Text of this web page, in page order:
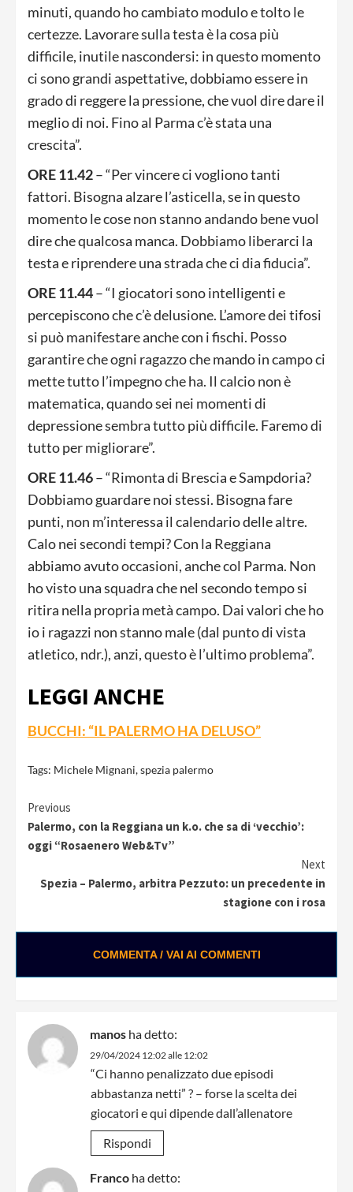
minuti, quando ho cambiato modulo e tolto le
certezze. Lavorare sulla testa è la cosa più
difficile, inutile nascondersi: in questo momento
ci sono grandi aspettative, dobbiamo essere in
grado di reggere la pressione, che vuol dire dare il
meglio di noi. Fino al Parma c’è stata una
crescita”.
ORE 11.42– “Per vincere ci vogliono tanti
fattori. Bisogna alzare l’asticella, se in questo
momento le cose non stanno andando bene vuol
dire che qualcosa manca. Dobbiamo liberarci la
testa e riprendere una strada che ci dia fiducia”.
ORE 11.44– “I giocatori sono intelligenti e
percepiscono che c’è delusione. L’amore dei tifosi
si può manifestare anche con i fischi. Posso
garantire che ogni ragazzo che mando in campo ci
mette tutto l’impegno che ha. Il calcio non è
matematica, quando sei nei momenti di
depressione sembra tutto più difficile. Faremo di
tutto per migliorare”.
ORE 11.46– “Rimonta di Brescia e Sampdoria?
Dobbiamo guardare noi stessi. Bisogna fare
punti, non m’interessa il calendario delle altre.
Calo nei secondi tempi? Con la Reggiana
abbiamo avuto occasioni, anche col Parma. Non
ho visto una squadra che nel secondo tempo si
ritira nella propria metà campo. Dai valori che ho
io i ragazzi non stanno male (dal punto di vista
atletico, ndr.), anzi, questo è l’ultimo problema”.
LEGGI ANCHE
BUCCHI: “IL PALERMO HA DELUSO”
Tags: Michele Mignani,spezia palermo
Continue
Reading
Previous
Palermo, con la Reggiana un k.o. che sa di ‘vecchio’:
oggi “Rosaenero Web&Tv”
Next
Spezia – Palermo, arbitra Pezzuto: un precedente in
stagione con i rosa
COMMENTA / VAI AI COMMENTI
manos ha detto:
29/04/2024 12:02 alle 12:02
“Ci hanno penalizzato due episodi
abbastanza netti” ? – forse la scelta dei
giocatori e qui dipende dall’allenatore
Rispondi
Franco ha detto: